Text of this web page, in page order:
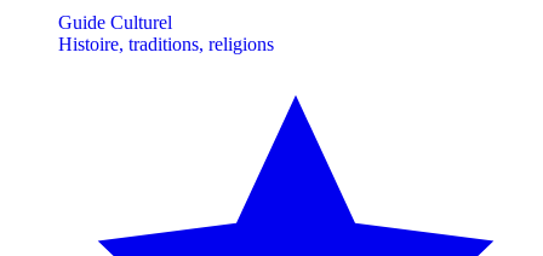
Guide Culturel
Histoire, traditions, religions